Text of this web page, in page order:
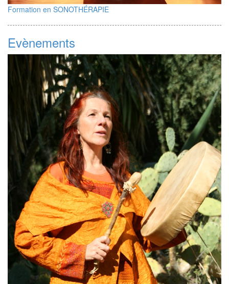
Formation en SONOTHÉRAPIE
Evènements